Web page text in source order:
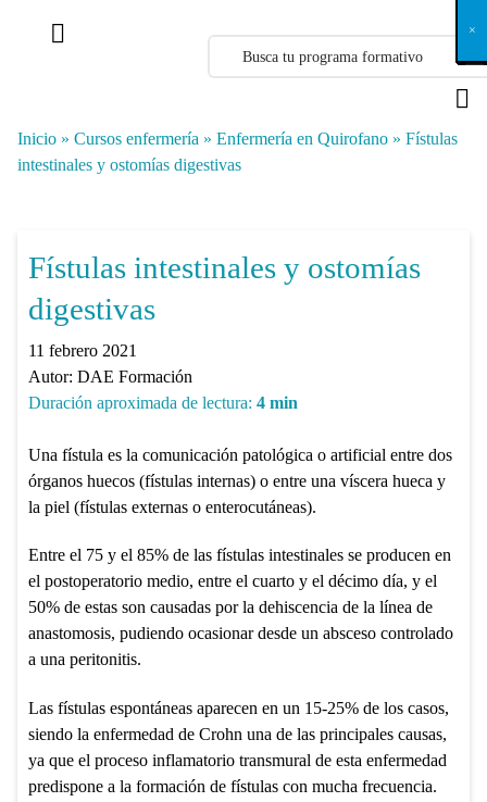
Inicio » Cursos enfermería » Enfermería en Quirofano » Fístulas
intestinales y ostomías digestivas
Fístulas intestinales y ostomías
digestivas
11 febrero 2021
Autor: DAE Formación
Duración aproximada de lectura: 4 min
Una fístula es la comunicación patológica o artificial entre dos
órganos huecos (fístulas internas) o entre una víscera hueca y
la piel (fístulas externas o enterocutáneas).
Entre el 75 y el 85% de las fístulas intestinales se producen en
el postoperatorio medio, entre el cuarto y el décimo día, y el
50% de estas son causadas por la dehiscencia de la línea de
anastomosis, pudiendo ocasionar desde un absceso controlado
a una peritonitis.
Las fístulas espontáneas aparecen en un 15-25% de los casos,
siendo la enfermedad de Crohn una de las principales causas,
ya que el proceso inflamatorio transmural de esta enfermedad
predispone a la formación de fístulas con mucha frecuencia.
X
×
×
×
×
×
×
×
×
×
×
×
×
×
×
×
×
×
×
×
×
×
×
×
×
×
×
×
×
×
×
×
×
×
×
×
×
×
×
×
×
×
×
×
×
×
×
×
×
×
×
×
×
×
×
×
×
×
×
×
×
×
×
×
×
×
×
×
×
×
×
×
×
×
×
×
×
×
×
×
×
×
×
×
×
×
×
×
×
×
×
×
×
×
×
×
×
×
×
×
×
×
×
×
×
×
×
×
×
×
×
×
×
×
×
×
×
×
×
×
×
×
×
×
×
×
×
×
×
×
×
×
×
×
×
×
×
×
×
×
×
×
×
×
×
×
×
×
×
×
×
×
×
×
×
×
×
×
×
×
×
×
×
×
×
×
×
×
×
×
×
×
×
×
×
×
×
×
×
×
×
×
×
×
×
×
×
×
×
×
×
×
×
×
×
×
×
×
×
×
×
×
×
×
×
×
×
×
×
×
×
×
×
×
×
×
×